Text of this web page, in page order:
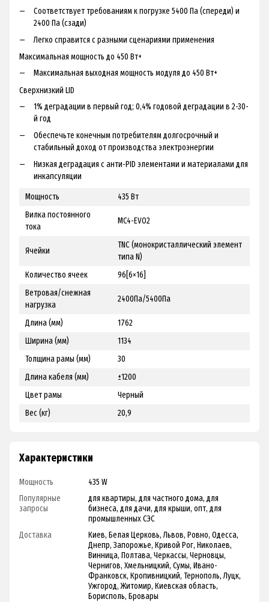
Соответствует требованиям к погрузке 5400 Па (спереди) и
2400 Па (сзади)
Легко справится с разными сценариями применения
Максимальная мощность до 450 Вт+
Максимальная выходная мощность модуля до 450 Вт+
Сверхнизкий LID
1% деградации в первый год; 0,4% годовой деградации в 2-30-
й год
Обеспечьте конечным потребителям долгосрочный и
стабильный доход от производства электроэнергии
Низкая деградация с анти-PID элементами и материалами для
инкапсуляции
Мощность
435 Вт
Вилка постоянного
тока
MC4-EVO2
Ячейки
TNC (монокристаллический элемент
типа N)
Количество ячеек
96[6×16]
Ветровая/снежная
нагрузка
2400Па/5400Па
Длина (мм)
1762
Ширина (мм)
1134
Толщина рамы (мм)
30
Длина кабеля (мм)
±1200
Цвет рамы
Черный
Вес (кг)
20,9
Характеристики
Мощность
435 W
Популярные
запросы
для квартиры, для частного дома, для
бизнеса, для дачи, для крыши, опт, для
промышленных СЭС
Доставка
Киев, Белая Церковь, Львов, Ровно, Одесса,
Днепр, Запорожье, Кривой Рог, Николаев,
Винница, Полтава, Черкассы, Черновцы,
Чернигов, Хмельницкий, Сумы, Ивано-
Франковск, Кропивницкий, Тернополь, Луцк,
Ужгород, Житомир, Киевская область,
Борисполь, Бровары